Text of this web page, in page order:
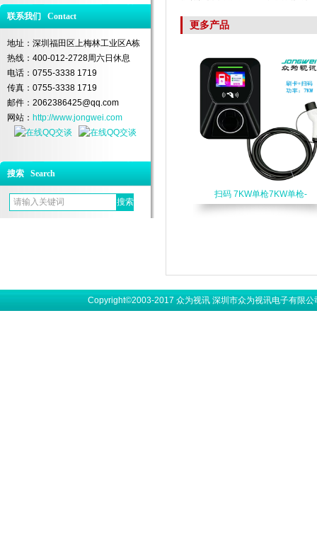
联系我们 Contact
地址：深圳福田区上梅林工业区A栋
热线：400-012-2728周六日休息
电话：0755-3338 1719
传真：0755-3338 1719
邮件：2062386425@qq.com
网站： http://www.jongwei.com
搜索 Search
更多产品
扫码 7KW单枪7KW单枪-
Copyright©2003-2017 众为视讯 深圳市众为视讯电子有限